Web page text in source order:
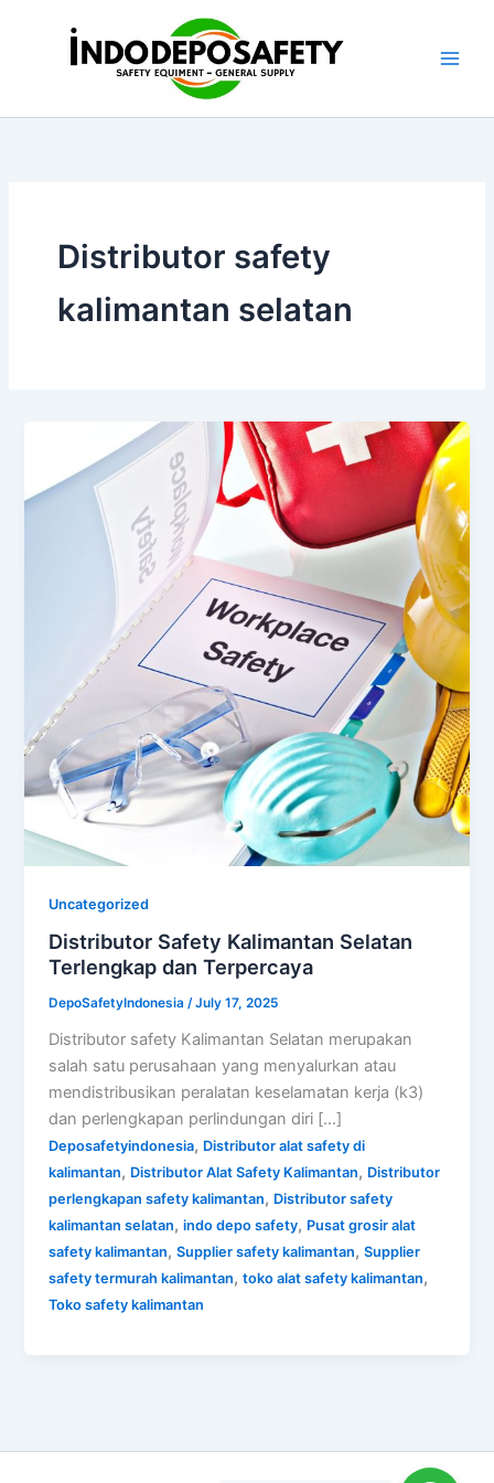
Distributor safety
kalimantan selatan
Uncategorized
Distributor Safety Kalimantan Selatan
Terlengkap dan Terpercaya
DepoSafetyIndonesia/July 17, 2025
Distributor safety Kalimantan Selatan merupakan
salah satu perusahaan yang menyalurkan atau
mendistribusikan peralatan keselamatan kerja (k3)
dan perlengkapan perlindungan diri […]
Deposafetyindonesia, Distributor alat safety di
kalimantan, Distributor Alat Safety Kalimantan, Distributor
perlengkapan safety kalimantan, Distributor safety
kalimantan selatan,indo depo safety, Pusat grosir alat
safety kalimantan,Supplier safety kalimantan,Supplier
safety termurah kalimantan,toko alat safety kalimantan,
Toko safety kalimantan